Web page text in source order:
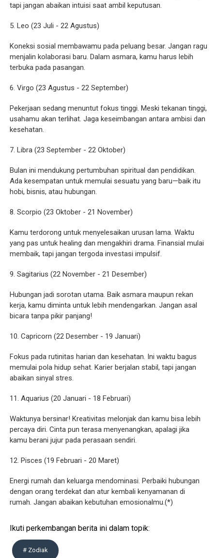
tapi jangan abaikan intuisi saat ambil keputusan.
5. Leo (23 Juli - 22 Agustus)
Koneksi sosial membawamu pada peluang besar. Jangan ragu
menjalin kolaborasi baru. Dalam asmara, kamu harus lebih
terbuka pada pasangan.
6. Virgo (23 Agustus - 22 September)
Pekerjaan sedang menuntut fokus tinggi. Meski tekanan tinggi,
usahamu akan terlihat. Jaga keseimbangan antara ambisi dan
kesehatan.
7. Libra (23 September - 22 Oktober)
Bulan ini mendukung pertumbuhan spiritual dan pendidikan.
Ada kesempatan untuk memulai sesuatu yang baru—baik itu
hobi, bisnis, atau hubungan.
8. Scorpio (23 Oktober - 21 November)
Kamu terdorong untuk menyelesaikan urusan lama. Waktu
yang pas untuk healing dan mengakhiri drama. Finansial mulai
membaik, tapi jangan tergoda investasi impulsif.
9. Sagitarius (22 November - 21 Desember)
Hubungan jadi sorotan utama. Baik asmara maupun rekan
kerja, kamu diminta untuk lebih mendengarkan. Jangan asal
bicara tanpa pikir panjang!
10. Capricorn (22 Desember - 19 Januari)
Fokus pada rutinitas harian dan kesehatan. Ini waktu bagus
memulai pola hidup sehat. Karier berjalan stabil, tapi jangan
abaikan sinyal stres.
11. Aquarius (20 Januari - 18 Februari)
Waktunya bersinar! Kreativitas melonjak dan kamu bisa lebih
percaya diri. Cinta pun terasa menyenangkan, apalagi jika
kamu berani jujur pada perasaan sendiri.
12. Pisces (19 Februari - 20 Maret)
Energi rumah dan keluarga mendominasi. Perbaiki hubungan
dengan orang terdekat dan atur kembali kenyamanan di
rumah. Jangan abaikan kebutuhan emosionalmu.(*)
Ikuti perkembangan berita ini dalam topik:
# Zodiak